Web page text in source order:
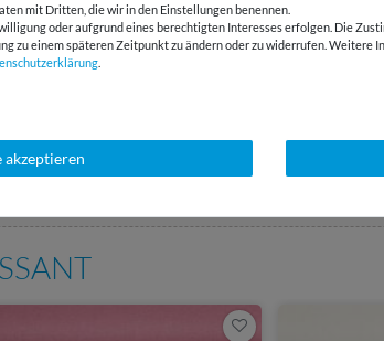
E-Mail Kundenservice
mit Dritten, die wir in den Einstellungen benennen.
oder aufgrund eines berechtigten Interesses erfolgen. Die
zu einem späteren Zeitpunkt zu ändern oder zu widerrufen. Weitere
akzeptieren